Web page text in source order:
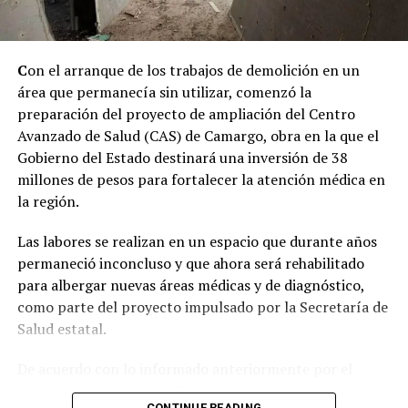
Con el arranque de los trabajos de demolición en un
área que permanecía sin utilizar, comenzó la
preparación del proyecto de ampliación del Centro
Avanzado de Salud (CAS) de Camargo, obra en la que el
Gobierno del Estado destinará una inversión de 38
millones de pesos para fortalecer la atención médica en
la región.
Las labores se realizan en un espacio que durante años
permaneció inconcluso y que ahora será rehabilitado
para albergar nuevas áreas médicas y de diagnóstico,
como parte del proyecto impulsado por la Secretaría de
Salud estatal.
director de Planeación, Evaluación y Desarrollo de la